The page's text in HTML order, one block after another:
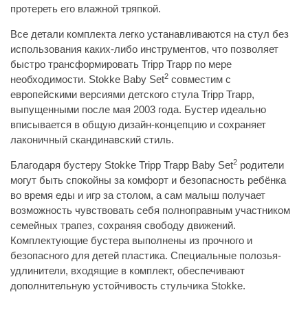
протереть его влажной тряпкой.
Все детали комплекта легко устанавливаются на стул без
использования каких-либо инструментов, что позволяет
быстро трансформировать Tripp Trapp по мере
необходимости. Stokke Baby Set2 совместим с
европейскими версиями детского стула Tripp Trapp,
выпущенными после мая 2003 года. Бустер идеально
вписывается в общую дизайн-концепцию и сохраняет
лаконичный скандинавский стиль.
Благодаря бустеру Stokke Tripp Trapp Baby Set2 родители
могут быть спокойны за комфорт и безопасность ребёнка
во время еды и игр за столом, а сам малыш получает
возможность чувствовать себя полноправным участником
семейных трапез, сохраняя свободу движений.
Комплектующие бустера выполнены из прочного и
безопасного для детей пластика. Специальные полозья-
удлинители, входящие в комплект, обеспечивают
дополнительную устойчивость стульчика Stokke.